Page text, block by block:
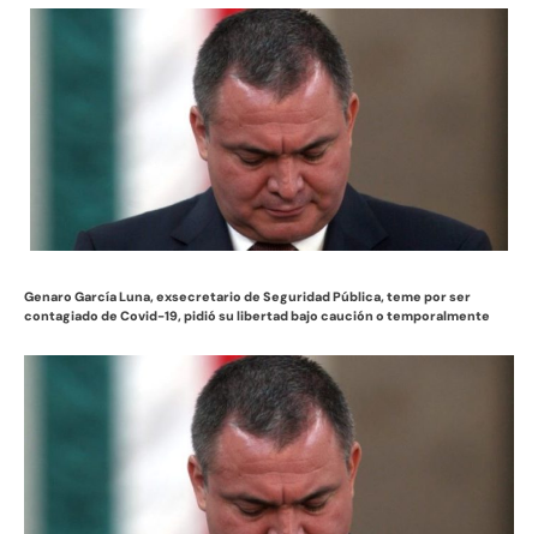
Genaro García Luna, exsecretario de Seguridad Pública, teme por ser
contagiado de Covid-19, pidió su libertad bajo caución o temporalmente